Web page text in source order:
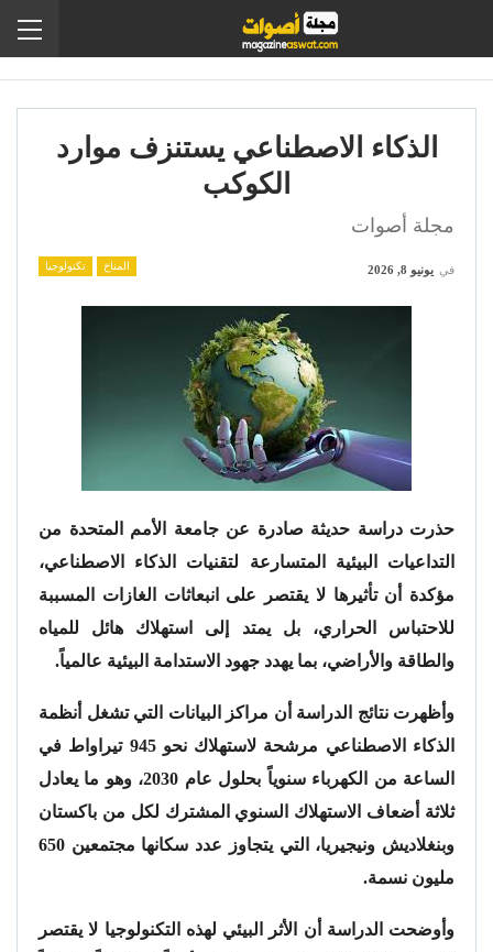
الذكاء الاصطناعي يستنزف موارد
الكوكب
مجلة أصوات
المناخ تكنولوجيا في يونيو 8, 2026
حذرت دراسة حديثة صادرة عن جامعة الأمم المتحدة من
التداعيات البيئية المتسارعة لتقنيات الذكاء الاصطناعي،
مؤكدة أن تأثيرها لا يقتصر على انبعاثات الغازات المسببة
للاحتباس الحراري، بل يمتد إلى استهلاك هائل للمياه
والطاقة والأراضي، بما يهدد جهود الاستدامة البيئية عالمياً.
وأظهرت نتائج الدراسة أن مراكز البيانات التي تشغل أنظمة
الذكاء الاصطناعي مرشحة لاستهلاك نحو 945 تيراواط في
الساعة من الكهرباء سنوياً بحلول عام 2030، وهو ما يعادل
ثلاثة أضعاف الاستهلاك السنوي المشترك لكل من باكستان
وبنغلاديش ونيجيريا، التي يتجاوز عدد سكانها مجتمعين 650
مليون نسمة.
وأوضحت الدراسة أن الأثر البيئي لهذه التكنولوجيا لا يقتصر